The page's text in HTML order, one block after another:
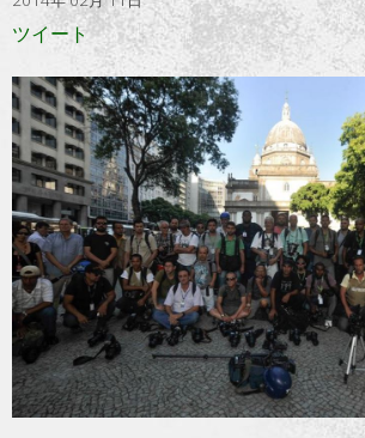
エンターテイメント
グルメ
トラベル
サッカー
PEOPLE
ビジネス
コラム
ツイート